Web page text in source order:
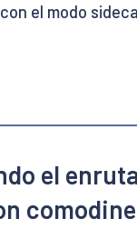
el modo
el